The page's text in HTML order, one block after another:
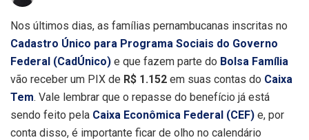
Nos últimos dias, as famílias pernambucanas inscritas no
Cadastro Único para Programa Sociais do Governo
Federal (CadÚnico) e que fazem parte do Bolsa Família
vão receber um PIX de R$ 1.152 em suas contas do Caixa
Tem. Vale lembrar que o repasse do benefício já está
sendo feito pela Caixa Econômica Federal (CEF) e, por
conta disso, é importante ficar de olho no calendário